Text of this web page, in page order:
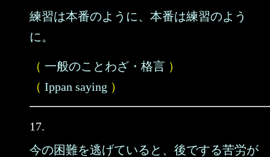
練習は本番のように、本番は練習のよう
に。
（ 一般のことわざ・格言 ）
（ Ippan saying ）
17.
今の困難を逃げていると、後でする苦労が